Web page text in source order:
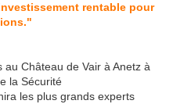
rentable pour
Château de Vair à Anetz à
la Sécurité
les plus grands experts